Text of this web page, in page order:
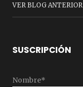
VER BLOG ANTERIOR
SUSCRIPCIÓN
Nombre*